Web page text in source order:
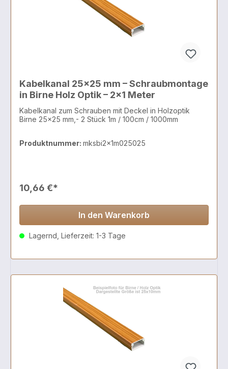
Kabelkanal 25x25 mm – Schraubmontage
in Birne Holz Optik – 2x1 Meter
Kabelkanal zum Schrauben mit Deckel in Holzoptik
Birne 25x25 mm,- 2 Stück 1m / 100cm / 1000mm
Produktnummer: mksbi2x1m025025
10,66 €*
In den Warenkorb
Lagernd, Lieferzeit: 1-3 Tage